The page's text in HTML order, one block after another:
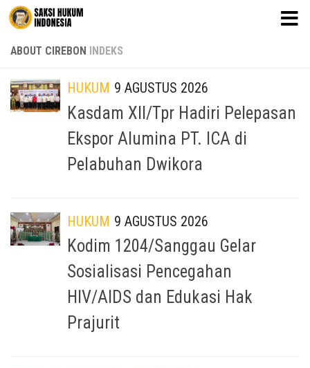
Skip to content
ABOUT CIREBON INDEKS
HUKUM 9 AGUSTUS 2026
Kasdam XII/Tpr Hadiri Pelepasan
Ekspor Alumina PT. ICA di
Pelabuhan Dwikora
HUKUM 9 AGUSTUS 2026
Kodim 1204/Sanggau Gelar
Sosialisasi Pencegahan
HIV/AIDS dan Edukasi Hak
Prajurit